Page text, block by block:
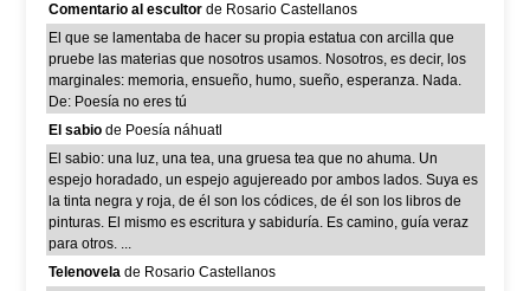
Comentario al escultor de Rosario Castellanos
El que se lamentaba de hacer su propia estatua con arcilla que
pruebe las materias que nosotros usamos. Nosotros, es decir, los
marginales: memoria, ensueño, humo, sueño, esperanza. Nada.
De: Poesía no eres tú
El sabio de Poesía náhuatl
El sabio: una luz, una tea, una gruesa tea que no ahuma. Un
espejo horadado, un espejo agujereado por ambos lados. Suya es
la tinta negra y roja, de él son los códices, de él son los libros de
pinturas. El mismo es escritura y sabiduría. Es camino, guía veraz
para otros. ...
Telenovela de Rosario Castellanos